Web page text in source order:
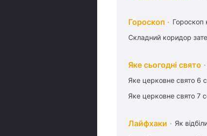
Гороскоп Гороскоп
Складний коридор
Яке сьогодні свято
Яке церковне свято 6
Яке церковне свято 7
Лайфхаки Як